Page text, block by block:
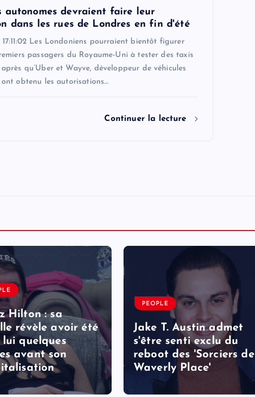
autonomes devraient faire leur
dans les rues de Londres en fin d'été
Les Londoniens pourraient bientôt figurer
passagers du Royaume-Uni à tester des taxis
qu’Uber et Wayve, développeur de véhicules
ont obtenu les autorisations…
Continuer la lecture
Hilton : sa
révèle avoir été
lui quelques
avant son
PEOPLE
Jake T. Austin admet
s'être senti exclu du
reboot des 'Sorciers de
Waverly Place'